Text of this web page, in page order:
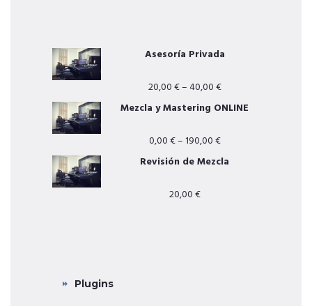
Asesoría Privada
20,00€–40,00€
Mezcla y Mastering ONLINE
0,00€–190,00€
Revisión de Mezcla
20,00€
Plugins